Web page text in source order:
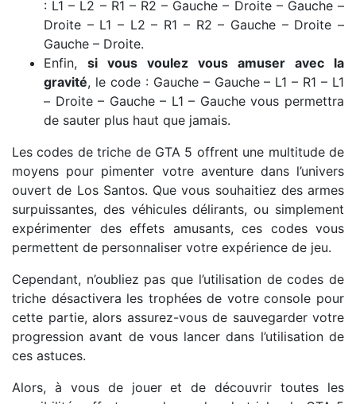
: L1 – L2 – R1 – R2 – Gauche – Droite – Gauche –
Droite – L1 – L2 – R1 – R2 – Gauche – Droite –
Gauche – Droite.
Enfin, si vous voulez vous amuser avec la
gravité, le code : Gauche – Gauche – L1 – R1 – L1
– Droite – Gauche – L1 – Gauche vous permettra
de sauter plus haut que jamais.
Les codes de triche de GTA 5 offrent une multitude de
moyens pour pimenter votre aventure dans l’univers
ouvert de Los Santos. Que vous souhaitiez des armes
surpuissantes, des véhicules délirants, ou simplement
expérimenter des effets amusants, ces codes vous
permettent de personnaliser votre expérience de jeu.
Cependant, n’oubliez pas que l’utilisation de codes de
triche désactivera les trophées de votre console pour
cette partie, alors assurez-vous de sauvegarder votre
progression avant de vous lancer dans l’utilisation de
ces astuces.
Alors, à vous de jouer et de découvrir toutes les